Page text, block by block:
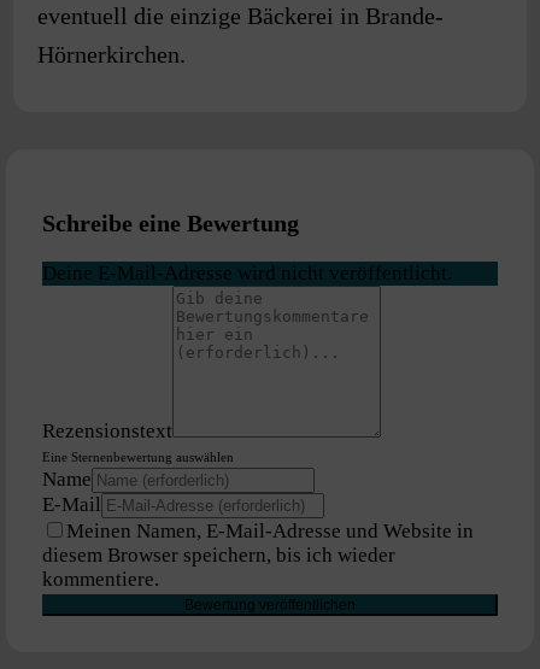
eventuell die einzige Bäckerei in Brande-
Hörnerkirchen.
Schreibe eine Bewertung
Deine E-Mail-Adresse wird nicht veröffentlicht.
Rezensionstext
Eine Sternenbewertung auswählen
Name
E-Mail
Meinen Namen, E-Mail-Adresse und Website in
diesem Browser speichern, bis ich wieder
kommentiere.